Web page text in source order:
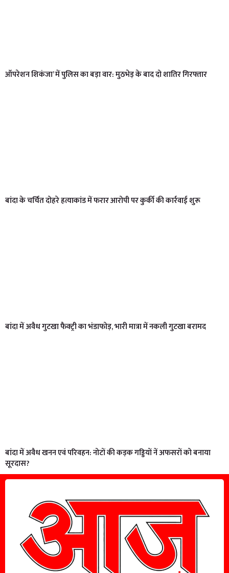
ऑपरेशन शिकंजा’ में पुलिस का बड़ा वार: मुठभेड़ के बाद दो शातिर गिरफ्तार
बांदा के चर्चित दोहरे हत्याकांड में फरार आरोपी पर कुर्की की कार्रवाई शुरू
बांदा में अवैध गुटखा फैक्ट्री का भंडाफोड़, भारी मात्रा में नकली गुटखा बरामद
बांदा में अवैध खनन एवं परिवहन: नोटों की कड़क गड्डियों नें अफसरों को बनाया
सूरदास?